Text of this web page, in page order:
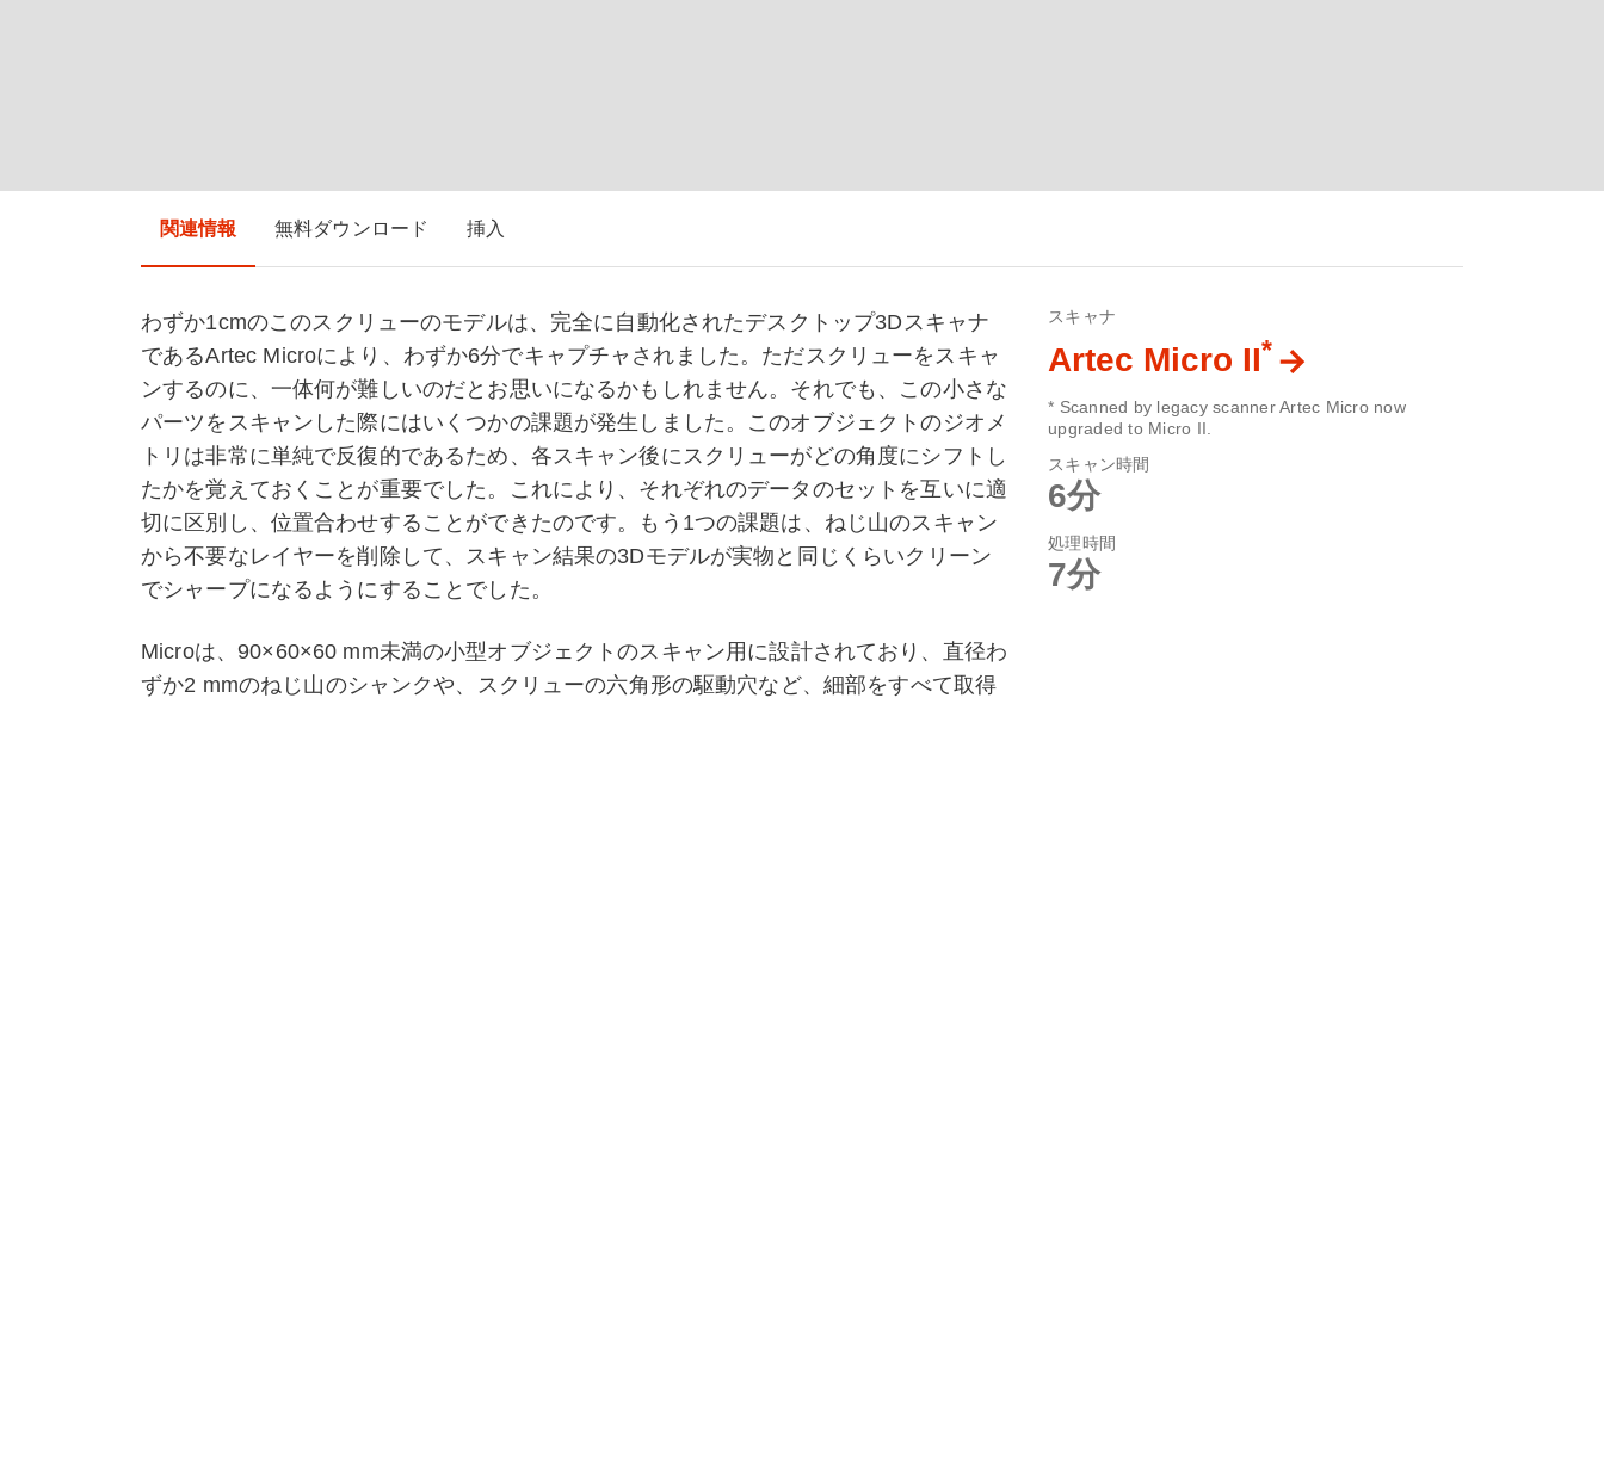
関連情報 無料ダウンロード 挿入
スキャナ
Artec Micro II*
* Scanned by legacy scanner Artec Micro now
upgraded to Micro II.
スキャン時間
6分
処理時間
7分
わずか1cmのこのスクリューのモデルは、完全に自動化されたデスクトップ3Dスキャナ
であるArtec Microにより、わずか6分でキャプチャされました。ただスクリューをスキャ
ンするのに、一体何が難しいのだとお思いになるかもしれません。それでも、この小さな
パーツをスキャンした際にはいくつかの課題が発生しました。このオブジェクトのジオメ
トリは非常に単純で反復的であるため、各スキャン後にスクリューがどの角度にシフトし
たかを覚えておくことが重要でした。これにより、それぞれのデータのセットを互いに適
切に区別し、位置合わせすることができたのです。もう1つの課題は、ねじ山のスキャン
から不要なレイヤーを削除して、スキャン結果の3Dモデルが実物と同じくらいクリーン
でシャープになるようにすることでした。
Microは、90×60×60 mm未満の小型オブジェクトのスキャン用に設計されており、直径わ
ずか2 mmのねじ山のシャンクや、スクリューの六角形の駆動穴など、細部をすべて取得